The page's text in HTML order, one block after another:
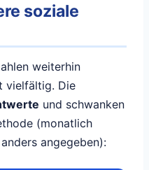
soziale
weiterhin
vielfältig. Die
und schwanken
(monatlich
angegeben):